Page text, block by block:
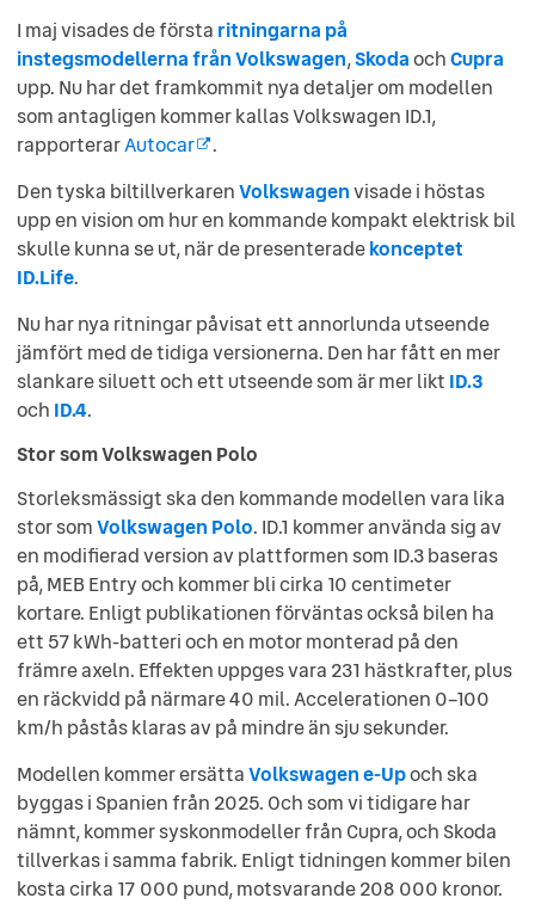
I maj visades de första ritningarna på
instegsmodellerna från Volkswagen,SkodaochCupra
upp. Nu har det framkommit nya detaljer om modellen
som antagligen kommer kallas Volkswagen ID.1,
rapporterarAutocar
.
Den tyska biltillverkarenVolkswagenvisade i höstas
upp en vision om hur en kommande kompakt elektrisk bil
skulle kunna se ut, när de presenteradekonceptet
ID.Life.
Nu har nya ritningar påvisat ett annorlunda utseende
jämfört med de tidiga versionerna. Den har fått en mer
slankare siluett och ett utseende som är mer likt ID.3
och ID.4.
Stor som Volkswagen Polo
Storleksmässigt ska den kommande modellen vara lika
stor somVolkswagen Polo. ID.1 kommer använda sig av
en modifierad version av plattformen som ID.3 baseras
på, MEB Entry och kommer bli cirka 10 centimeter
kortare. Enligt publikationen förväntas också bilen ha
ett 57 kWh-batteri och en motor monterad på den
främre axeln. Effekten uppges vara 231 hästkrafter, plus
en räckvidd på närmare 40 mil. Accelerationen 0–100
km/h påstås klaras av på mindre än sju sekunder.
Modellen kommer ersättaVolkswagen e-Upoch ska
byggas i Spanien från 2025. Och som vi tidigare har
nämnt, kommer syskonmodeller från Cupra, och Skoda
tillverkas i samma fabrik. Enligt tidningen kommer bilen
kosta cirka 17 000 pund, motsvarande 208 000 kronor.